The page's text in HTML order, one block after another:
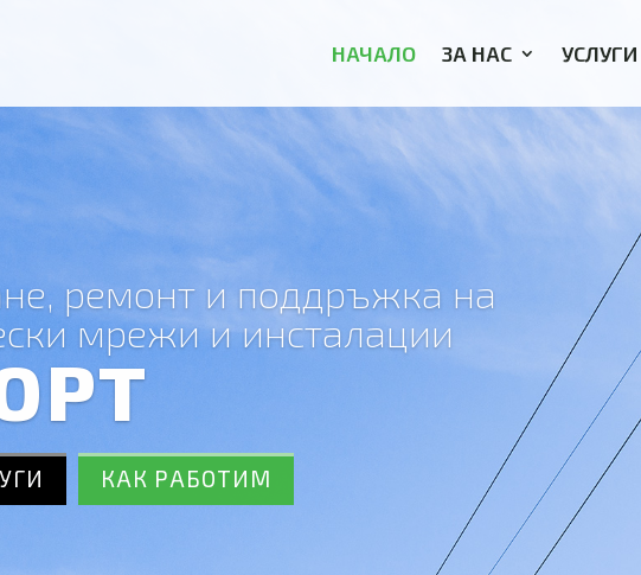
НАЧАЛО ЗА НАС УСЛУГИ
ремонт и поддръжка на
мрежи и инсталации
КАК РАБОТИМ